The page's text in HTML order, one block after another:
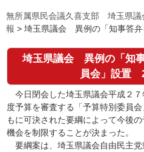
無所属県民会議久喜支部 埼玉県
報 > 埼玉県議会 異例の「知事答弁
埼玉県議会 異例の「知
員会」設置
今日閉会した埼玉県議会平成２
度予算を審査する「予算特別委員
もに可決された要綱によって今後
機会を制限することが決まった。
要綱案は、埼玉県議会自由民主